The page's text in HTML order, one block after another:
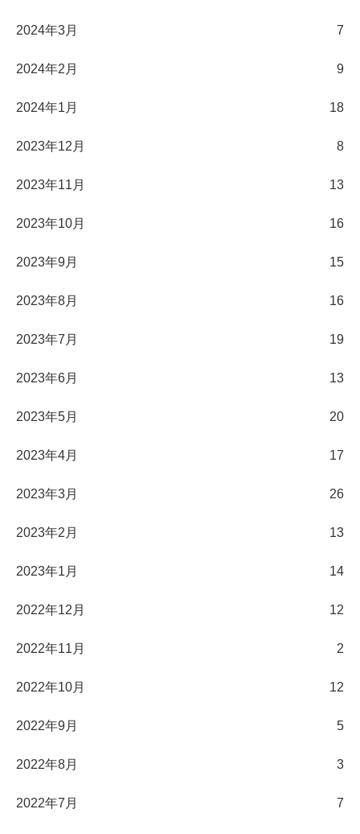
2024年3月 7
2024年2月 9
2024年1月 18
2023年12月 8
2023年11月 13
2023年10月 16
2023年9月 15
2023年8月 16
2023年7月 19
2023年6月 13
2023年5月 20
2023年4月 17
2023年3月 26
2023年2月 13
2023年1月 14
2022年12月 12
2022年11月 2
2022年10月 12
2022年9月 5
2022年8月 3
2022年7月 7